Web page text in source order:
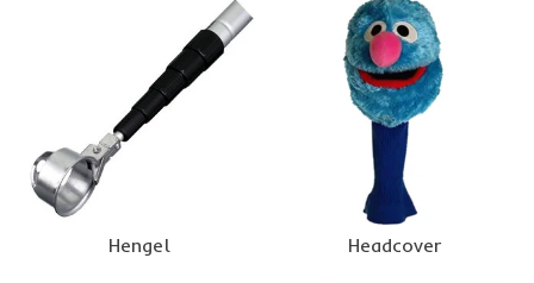
Hengel Headcover